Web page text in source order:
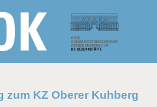
zum KZ Oberer Kuhberg